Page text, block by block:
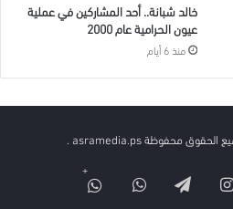
خالد شبانة.. أحد المشاركين في عملية
عيون الحرامية عام 2000
منذ 6 أيام
انستقرامتيلقرامواتسابقناة